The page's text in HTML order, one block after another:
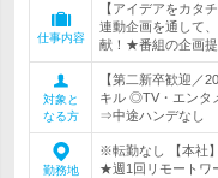
仕事内容
【アイデアをカタ
連動企画を通して
献！★番組の企画
対象と
なる方
【第二新卒歓迎／
キル ◎TV・エンタ
⇒中途ハンデなし
勤務地
※転勤なし 【本社
★週1回リモートワ